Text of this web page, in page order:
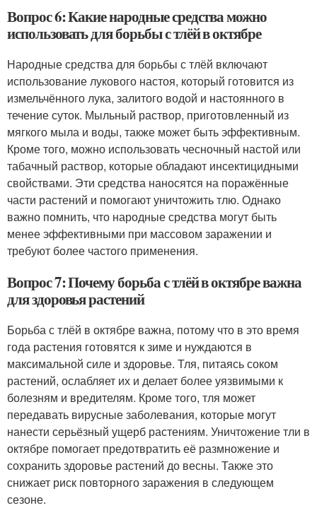
Вопрос 6: Какие народные средства можно
использовать для борьбы с тлёй в октябре
Народные средства для борьбы с тлёй включают
использование лукового настоя, который готовится из
измельчённого лука, залитого водой и настоянного в
течение суток. Мыльный раствор, приготовленный из
мягкого мыла и воды, также может быть эффективным.
Кроме того, можно использовать чесночный настой или
табачный раствор, которые обладают инсектицидными
свойствами. Эти средства наносятся на поражённые
части растений и помогают уничтожить тлю. Однако
важно помнить, что народные средства могут быть
менее эффективными при массовом заражении и
требуют более частого применения.
Вопрос 7: Почему борьба с тлёй в октябре важна
для здоровья растений
Борьба с тлёй в октябре важна, потому что в это время
года растения готовятся к зиме и нуждаются в
максимальной силе и здоровье. Тля, питаясь соком
растений, ослабляет их и делает более уязвимыми к
болезням и вредителям. Кроме того, тля может
передавать вирусные заболевания, которые могут
нанести серьёзный ущерб растениям. Уничтожение тли в
октябре помогает предотвратить её размножение и
сохранить здоровье растений до весны. Также это
снижает риск повторного заражения в следующем
сезоне.